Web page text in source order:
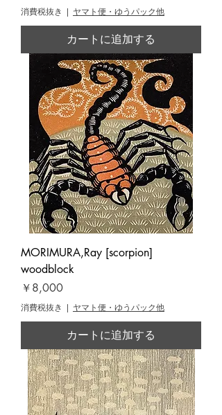
消費税抜き | ヤマト便・ゆうパック他
カートに追加する
MORIMURA,Ray [scorpion]
woodblock
価格
￥8,000
消費税抜き | ヤマト便・ゆうパック他
カートに追加する